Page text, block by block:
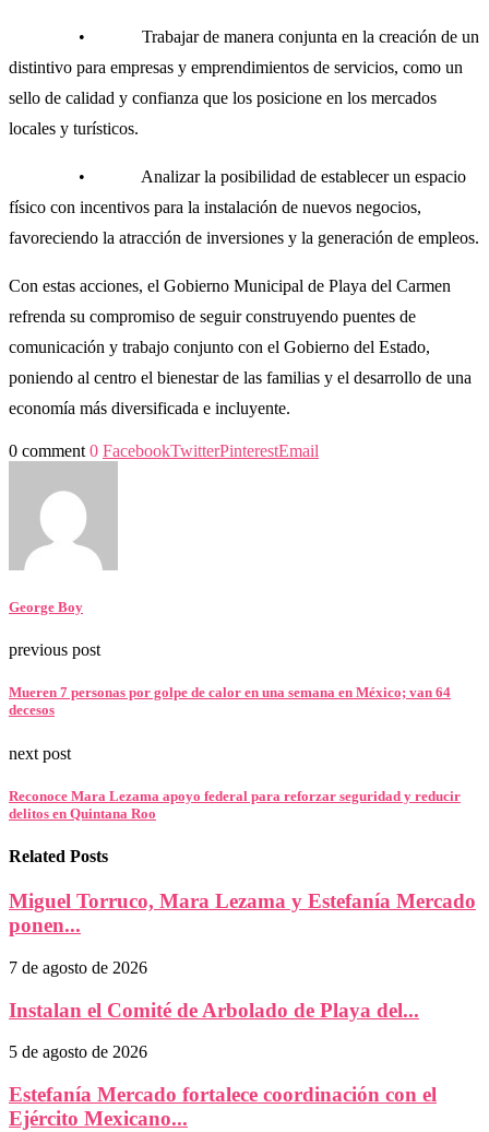
• Trabajar de manera conjunta en la creación de un
distintivo para empresas y emprendimientos de servicios, como un
sello de calidad y confianza que los posicione en los mercados
locales y turísticos.
• Analizar la posibilidad de establecer un espacio
físico con incentivos para la instalación de nuevos negocios,
favoreciendo la atracción de inversiones y la generación de empleos.
Con estas acciones, el Gobierno Municipal de Playa del Carmen
refrenda su compromiso de seguir construyendo puentes de
comunicación y trabajo conjunto con el Gobierno del Estado,
poniendo al centro el bienestar de las familias y el desarrollo de una
economía más diversificada e incluyente.
0 comment 0 FacebookTwitterPinterestEmail
George Boy
previous post
Mueren 7 personas por golpe de calor en una semana en México; van 64
decesos
next post
Reconoce Mara Lezama apoyo federal para reforzar seguridad y reducir
delitos en Quintana Roo
Related Posts
Miguel Torruco, Mara Lezama y Estefanía Mercado
ponen...
7 de agosto de 2026
Instalan el Comité de Arbolado de Playa del...
5 de agosto de 2026
Estefanía Mercado fortalece coordinación con el
Ejército Mexicano...